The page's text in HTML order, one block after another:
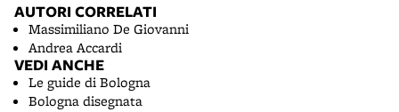
AUTORI CORRELATI
Massimiliano De Giovanni
Andrea Accardi
VEDI ANCHE
Le guide di Bologna
Bologna disegnata